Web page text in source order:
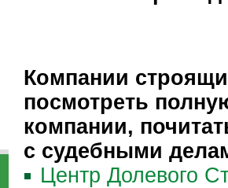
Компании
посмотреть
компании,
с судебными
Центр Долевого